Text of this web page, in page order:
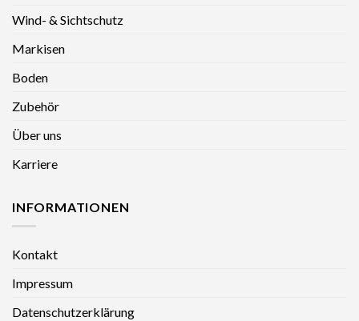
Wind- & Sichtschutz
Markisen
Boden
Zubehör
Über uns
Karriere
INFORMATIONEN
Kontakt
Impressum
Datenschutzerklärung